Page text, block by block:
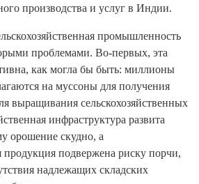
производства и услуг в Индии.
промышленность
проблемами. Во-первых, эта
как могла бы быть: миллионы
на муссоны для получения
выращивания сельскохозяйственных
инфраструктура развита
орошение скудно, а
продукция подвержена риску порчи,
надлежащих складских